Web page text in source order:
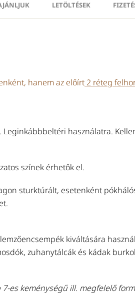
LETÖLTÉSEK
hanem az előírt2 réteg
használatra.
színek érhetők el.
sturktúrált, esetenként
kiváltására
zuhanytálcák és kádak
es keménységű ill. megfelelő